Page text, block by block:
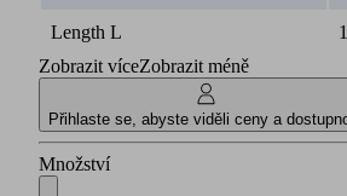
Length L
Zobrazit víceZobrazit méně
Přihlaste se, abyste viděli ceny a
Množství